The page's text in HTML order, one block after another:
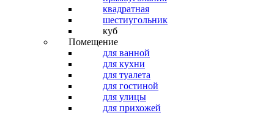
квадратная
шестиугольник
куб
Помещение
для ванной
для кухни
для туалета
для гостиной
для улицы
для прихожей